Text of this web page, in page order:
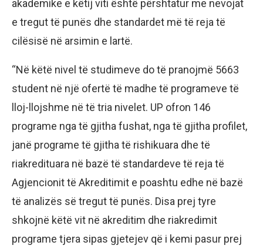
akademike e këtij viti është përshtatur me nevojat
e tregut të punës dhe standardet më të reja të
cilësisë në arsimin e lartë.
“Në këtë nivel të studimeve do të pranojmë 5663
student në një ofertë të madhe të programeve të
lloj-llojshme në të tria nivelet. UP ofron 146
programe nga të gjitha fushat, nga të gjitha profilet,
janë programe të gjitha të rishikuara dhe të
riakredituara në bazë të standardeve të reja të
Agjencionit të Akreditimit e poashtu edhe në bazë
të analizës së tregut të punës. Disa prej tyre
shkojnë këtë vit në akreditim dhe riakredimit
programe tjera sipas gjetejev që i kemi pasur prej